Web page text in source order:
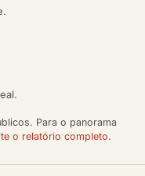
Para o panorama
o relatório completo.